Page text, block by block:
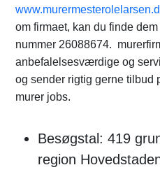
om firmaet, kan du finde
nummer 26088674.
anbefalelsesværdige og
og sender rigtig gerne tilbud
murer jobs.
Besøgstal: 419
region